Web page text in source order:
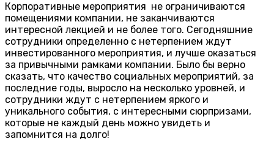
Корпоративные мероприятия не ограничиваются
помещениями компании, не заканчиваются
интересной лекцией и не более того. Сегодняшние
сотрудники определенно с нетерпением ждут
инвестированного мероприятия, и лучше оказаться
за привычными рамками компании. Было бы верно
сказать, что качество социальных мероприятий, за
последние годы, выросло на несколько уровней, и
сотрудники ждут с нетерпением яркого и
уникального события, с интересными сюрпризами,
которые не каждый день можно увидеть и
запомнится на долго!